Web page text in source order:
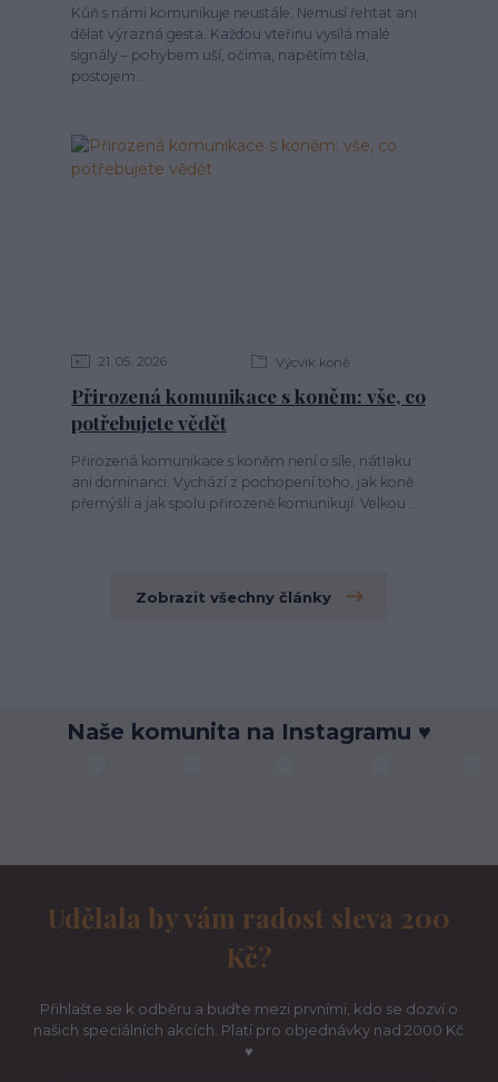
Kůň s námi komunikuje neustále. Nemusí řehtat ani
dělat výrazná gesta. Každou vteřinu vysílá malé
signály – pohybem uší, očima, napětím těla,
postojem...
21 05 2026 Výcvik koně
Přirozená komunikace s koněm: vše, co
potřebujete vědět
Přirozená komunikace s koněm není o síle, nátlaku
ani dominanci. Vychází z pochopení toho, jak koně
přemýšlí a jak spolu přirozeně komunikují. Velkou ...
Zobrazit všechny články
Naše komunita na Instagramu ♥
Udělala by vám radost sleva 200
Kč?
Přihlašte se k odběru a buďte mezi prvními, kdo se dozví o
našich speciálních akcích. Platí pro objednávky nad 2000 Kč
♥